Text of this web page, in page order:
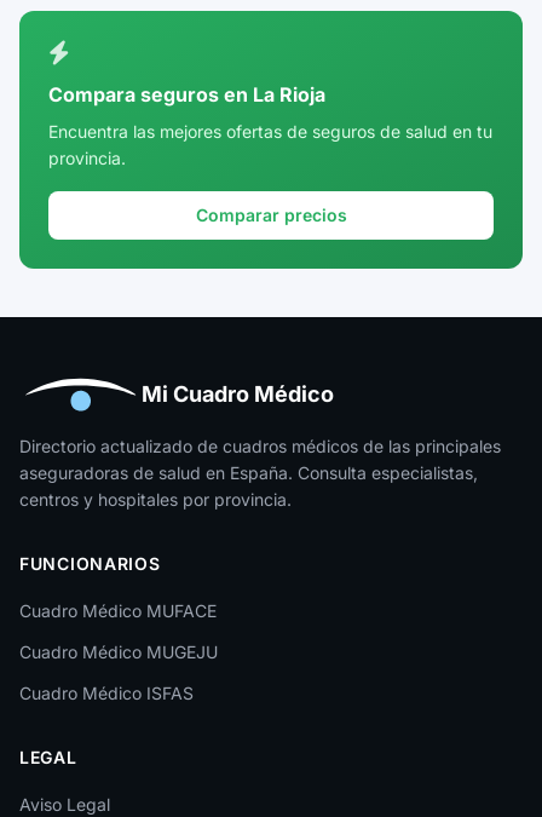
Córdoba
Cuenca
Girona
Huesca
Jaén
La Rioja
León
Lleida
Lugo
Málaga
Melilla
Compara seguros en La Rioja
Encuentra las mejores ofertas de seguros de salud en tu
provincia.
Comparar precios
Mi Cuadro Médico
Directorio actualizado de cuadros médicos de las principales
aseguradoras de salud en España. Consulta especialistas,
centros y hospitales por provincia.
FUNCIONARIOS
Cuadro Médico MUFACE
Cuadro Médico MUGEJU
Cuadro Médico ISFAS
LEGAL
Aviso Legal